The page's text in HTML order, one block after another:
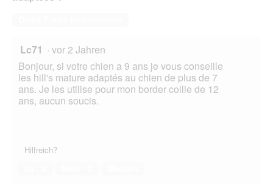
Lc71 · vor 2 Jahren
Bonjour, si votre chien a 9 ans je vous conseille
les hill's mature adaptés au chien de plus de 7
ans. Je les utilise pour mon border collie de 12
ans, aucun soucis.
Hilfreich?